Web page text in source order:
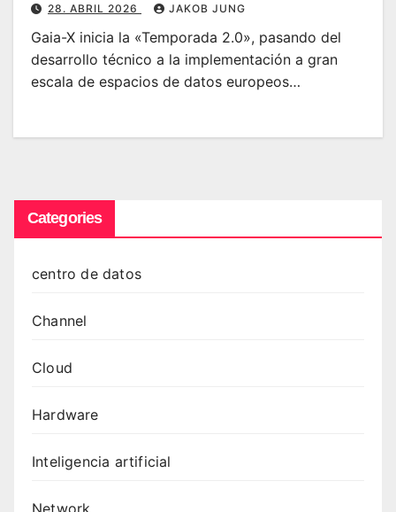
28. ABRIL 2026 JAKOB JUNG
Gaia-X inicia la «Temporada 2.0», pasando del
desarrollo técnico a la implementación a gran
escala de espacios de datos europeos…
Categories
centro de datos
Channel
Cloud
Hardware
Inteligencia artificial
Network